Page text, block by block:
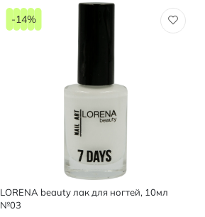
1
мл
LORENA beauty лак для ногтей, 10мл
№03
-14%